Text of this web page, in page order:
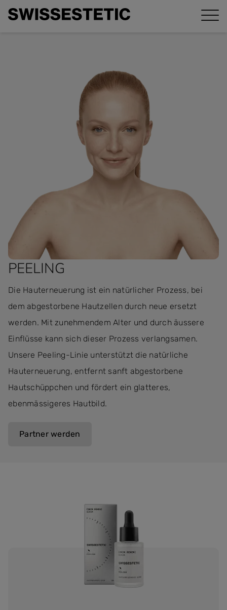
PEELING
Die Hauterneuerung ist ein natürlicher Prozess, bei
dem abgestorbene Hautzellen durch neue ersetzt
werden. Mit zunehmendem Alter und durch äussere
Einflüsse kann sich dieser Prozess verlangsamen.
Unsere Peeling-Linie unterstützt die natürliche
Hauterneuerung, entfernt sanft abgestorbene
Hautschüppchen und fördert ein glatteres,
ebenmässigeres Hautbild.
Partner werden